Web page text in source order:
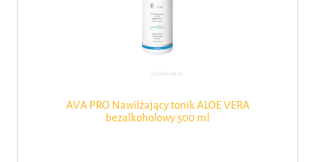
AVA PRO Nawilżający tonik ALOE VERA
bezalkoholowy 500 ml